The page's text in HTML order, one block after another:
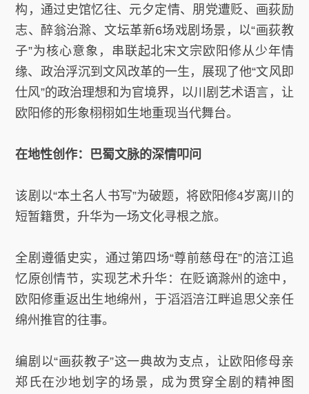
构，通过史馆忆往、元夕定情、朋党遭贬、画荻励
志、醉翁治滁、文坛革新6场戏剧场景，以“画荻教
子”为核心意象，串联起北宋文宗欧阳修从少年情
缘、政治浮沉到文风改革的一生，展现了他“文风即
仕风”的政治理想和为官境界，以川剧艺术语言，让
欧阳修的形象栩栩如生地重现当代舞台。
在地性创作：巴蜀文脉的深情叩问
该剧以“本土名人书写”为破题，将欧阳修4岁离川的
短暂籍贯，升华为一场文化寻根之旅。
全剧遵循史实，通过第四场“尊前慈母在”的涪江追
忆原创情节，实现艺术升华：在贬谪滁州的途中，
欧阳修重返出生地绵州，于滔滔涪江畔追思父亲任
绵州推官的往事。
编剧以“画荻教子”这一典故为支点，让欧阳修母亲
郑氏在沙地划字的场景，成为贯穿全剧的精神图